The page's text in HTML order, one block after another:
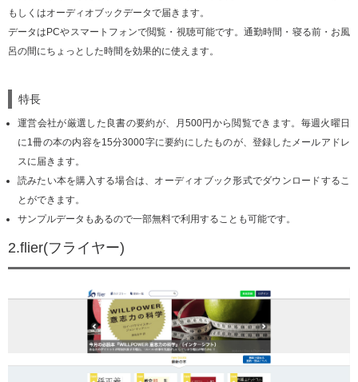
もしくはオーディオブックデータで届きます。
データはPCやスマートフォンで閲覧・視聴可能です。通勤時間・寝る前・お風
呂の間にちょっとした時間を効果的に使えます。
特長
運営会社が厳選した良書の要約が、月500円から閲覧できます。毎週火曜日
に1冊の本の内容を15分3000字に要約にしたものが、登録したメールアドレ
スに届きます。
読みたい本を購入する場合は、オーディオブック形式でダウンロードするこ
とができます。
サンプルデータもあるので一部無料で利用することも可能です。
2.flier(フライヤー)